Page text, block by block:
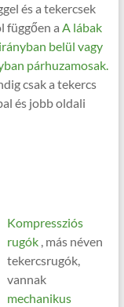
és a tekercsek
függően a A lábak
belül vagy
párhuzamosak.
csak a tekercs
és jobb oldali
Kompressziós
rugók, más néven
tekercsrugók,
vannak
mechanikus